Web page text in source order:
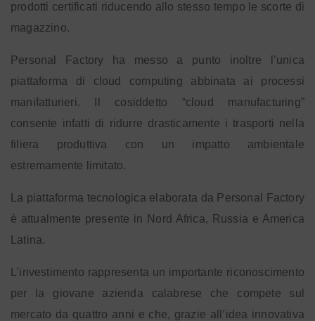
prodotti certificati riducendo allo stesso tempo le scorte di
magazzino.
Personal Factory ha messo a punto inoltre l’unica
piattaforma di cloud computing abbinata ai processi
manifatturieri. Il cosiddetto “cloud manufacturing”
consente infatti di ridurre drasticamente i trasporti nella
filiera produttiva con un impatto ambientale
estremamente limitato.
La piattaforma tecnologica elaborata da Personal Factory
è attualmente presente in Nord Africa, Russia e America
Latina.
L’investimento rappresenta un importante riconoscimento
per la giovane azienda calabrese che compete sul
mercato da quattro anni e che, grazie all’idea innovativa